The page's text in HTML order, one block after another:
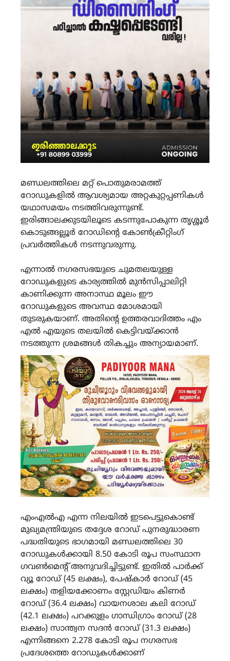
മണ്ഡലത്തിലെ മറ്റ് പൊതുമരാമത്ത്
റോഡുകളിൽ ആവശ്യമായ അറ്റകുറ്റപ്പണികൾ
യഥാസമയം നടത്തിവരുന്നുണ്ട്.
ഇരിങ്ങാലക്കുടയിലൂടെ കടന്നുപോകുന്ന തൃശ്ശൂർ
കൊടുങ്ങല്ലൂർ റോഡിന്റെ കോൺക്രീറ്റിംഗ്
പ്രവർത്തികൾ നടന്നുവരുന്നു.
എന്നാൽ നഗരസഭയുടെ ചുമതലയുള്ള
റോഡുകളുടെ കാര്യത്തിൽ മുൻസിപ്പാലിറ്റി
കാണിക്കുന്ന അനാസ്ഥ മൂലം ഈ
റോഡുകളുടെ അവസ്ഥ മോശമായി
തുടരുകയാണ്. അതിന്റെ ഉത്തരവാദിത്തം എം
എൽ എയുടെ തലയിൽ കെട്ടിവയ്ക്കാൻ
നടത്തുന്ന ശ്രമങ്ങൾ തികച്ചും അന്യായമാണ്.
എംഎൽഎ എന്ന നിലയിൽ ഇടപെട്ടുകൊണ്ട്
മുഖ്യമന്ത്രിയുടെ തദ്ദേശ റോഡ് പുനരുദ്ധാരണ
പദ്ധതിയുടെ ഭാഗമായി മണ്ഡലത്തിലെ 30
റോഡുകൾക്കായി 8.50 കോടി രൂപ സംസ്ഥാന
ഗവൺമെന്റ് അനുവദിച്ചിട്ടുണ്ട്. ഇതിൽ പാർക്ക്
വ്യൂ റോഡ് (45 ലക്ഷം), പേഷ്കാർ റോഡ് (45
ലക്ഷം) തളിയക്കോണം സ്റ്റേഡിയം കിണർ
റോഡ് (36.4 ലക്ഷം) വായനശാല കലി റോഡ്
(42.1 ലക്ഷം) പറക്കുളം ഗാന്ധിഗ്രാം റോഡ് (28
ലക്ഷം) സാന്ത്വന സദൻ റോഡ് (31.3 ലക്ഷം)
എന്നിങ്ങനെ 2.278 കോടി രൂപ നഗരസഭ
പ്രദേശത്തെ റോഡുകൾക്കാണ്